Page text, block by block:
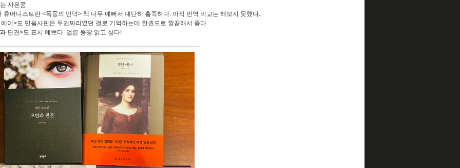
사은품
휴머니스트판 <폭풍의 언덕> 책 너무 예뻐서 대단히 흡족하다. 아직 번역 비교는 해보지 못했다.
어>도 민음사판은 두권짜리였던 걸로 기억하는데 한권으로 깔끔해서 좋다.
편견>도 표시 예쁘다. 얼른 몽땅 읽고 싶다!